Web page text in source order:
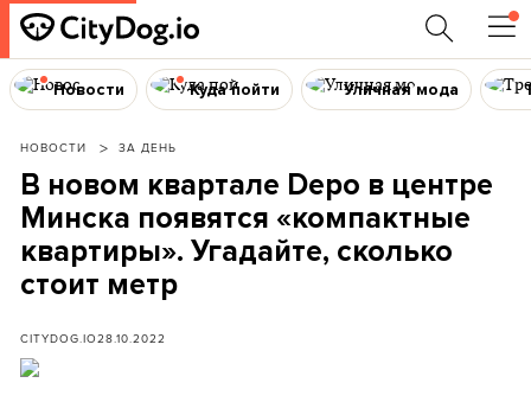
Новости Куда пойти Уличная мода
НОВОСТИ ЗА ДЕНЬ
В новом квартале Depo в центре
Минска появятся «компактные
квартиры». Угадайте, сколько
стоит метр
CITYDOG.IO28.10.2022